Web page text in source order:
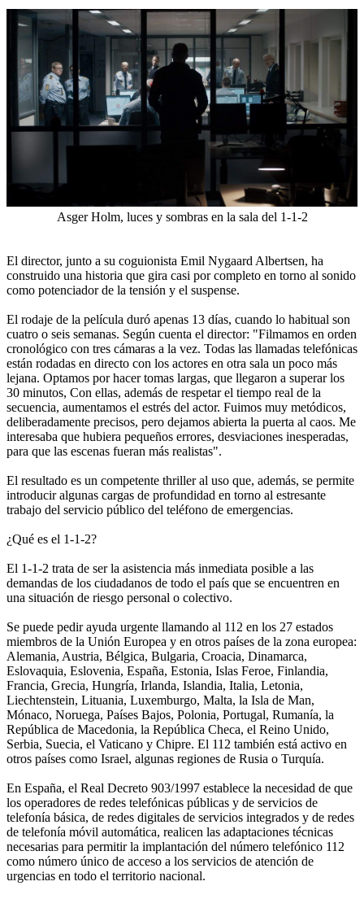
Asger Holm, luces y sombras en la sala del 1-1-2
El director, junto a su coguionista Emil Nygaard Albertsen, ha
construido una historia que gira casi por completo en torno al sonido
como potenciador de la tensión y el suspense.
El rodaje de la película duró apenas 13 días, cuando lo habitual son
cuatro o seis semanas. Según cuenta el director: "Filmamos en orden
cronológico con tres cámaras a la vez. Todas las llamadas telefónicas
están rodadas en directo con los actores en otra sala un poco más
lejana. Optamos por hacer tomas largas, que llegaron a superar los
30 minutos, Con ellas, además de respetar el tiempo real de la
secuencia, aumentamos el estrés del actor. Fuimos muy metódicos,
deliberadamente precisos, pero dejamos abierta la puerta al caos. Me
interesaba que hubiera pequeños errores, desviaciones inesperadas,
para que las escenas fueran más realistas".
El resultado es un competente thriller al uso que, además, se permite
introducir algunas cargas de profundidad en torno al estresante
trabajo del servicio público del teléfono de emergencias.
¿Qué es el 1-1-2?
El 1-1-2 trata de ser la asistencia más inmediata posible a las
demandas de los ciudadanos de todo el país que se encuentren en
una situación de riesgo personal o colectivo.
Se puede pedir ayuda urgente llamando al 112 en los 27 estados
miembros de la Unión Europea y en otros países de la zona europea:
Alemania, Austria, Bélgica, Bulgaria, Croacia, Dinamarca,
Eslovaquia, Eslovenia, España, Estonia, Islas Feroe, Finlandia,
Francia, Grecia, Hungría, Irlanda, Islandia, Italia, Letonia,
Liechtenstein, Lituania, Luxemburgo, Malta, la Isla de Man,
Mónaco, Noruega, Países Bajos, Polonia, Portugal, Rumanía, la
República de Macedonia, la República Checa, el Reino Unido,
Serbia, Suecia, el Vaticano y Chipre. El 112 también está activo en
otros países como Israel, algunas regiones de Rusia o Turquía.
En España, el Real Decreto 903/1997 establece la necesidad de que
los operadores de redes telefónicas públicas y de servicios de
telefonía básica, de redes digitales de servicios integrados y de redes
de telefonía móvil automática, realicen las adaptaciones técnicas
necesarias para permitir la implantación del número telefónico 112
como número único de acceso a los servicios de atención de
urgencias en todo el territorio nacional.